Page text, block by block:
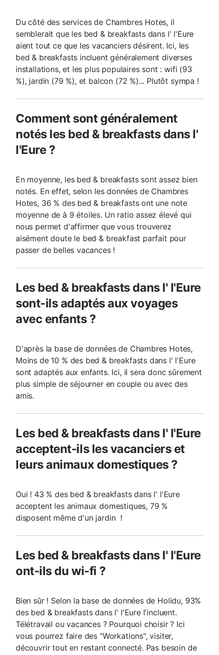
Du côté des services de Chambres Hotes, il
semblerait que les bed & breakfasts dans l' l'Eure
aient tout ce que les vacanciers désirent. Ici, les
bed & breakfasts incluent généralement diverses
installations, et les plus populaires sont : wifi (93
%), jardin (79 %), et balcon (72 %)... Plutôt sympa !
Comment sont généralement
notés les bed & breakfasts dans l'
l'Eure ?
En moyenne, les bed & breakfasts sont assez bien
notés. En effet, selon les données de Chambres
Hotes, 36 % des bed & breakfasts ont une note
moyenne de à 9 étoiles. Un ratio assez élevé qui
nous permet d'affirmer que vous trouverez
aisément doute le bed & breakfast parfait pour
passer de belles vacances !
Les bed & breakfasts dans l' l'Eure
sont-ils adaptés aux voyages
avec enfants ?
D'après la base de données de Chambres Hotes,
Moins de 10 % des bed & breakfasts dans l' l'Eure
sont adaptés aux enfants. Ici, il sera donc sûrement
plus simple de séjourner en couple ou avec des
amis.
Les bed & breakfasts dans l' l'Eure
acceptent-ils les vacanciers et
leurs animaux domestiques ?
Oui ! 43 % des bed & breakfasts dans l' l'Eure
acceptent les animaux domestiques, 79 %
disposent même d'un jardin !
Les bed & breakfasts dans l' l'Eure
ont-ils du wi-fi ?
Bien sûr ! Selon la base de données de Holidu, 93%
des bed & breakfasts dans l' l'Eure l'incluent.
Télétravail ou vacances ? Pourquoi choisir ? Ici
vous pourrez faire des "Workations", visiter,
découvrir tout en restant connecté. Pas besoin de